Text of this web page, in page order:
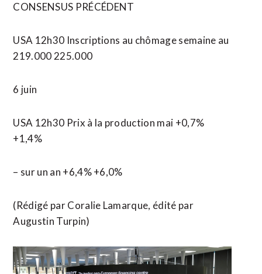
CONSENSUS PRÉCÉDENT
USA 12h30 Inscriptions au chômage semaine au
219.000 225.000
6 juin
USA 12h30 Prix à la production mai +0,7%
+1,4%
– sur ​un an +6,4% +6,0%
(Rédigé par Coralie Lamarque, édité par
Augustin Turpin)